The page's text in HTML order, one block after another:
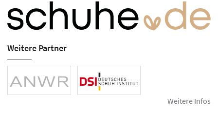
Weitere Partner
Weitere Infos